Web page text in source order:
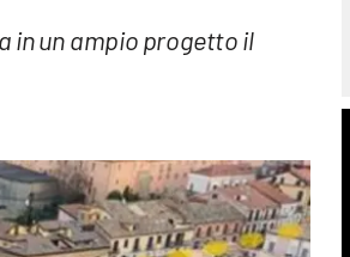
in un ampio progetto il